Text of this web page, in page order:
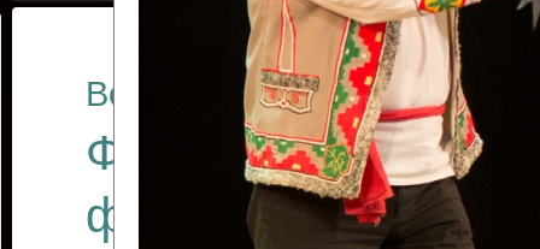
ОТЧЕТЫ ГКЦ
Все отчеты
Финал
фестиваля